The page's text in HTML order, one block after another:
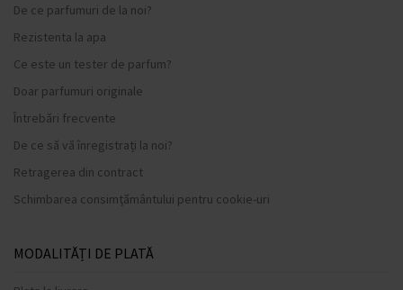
De ce parfumuri de la noi?
Rezistenta la apa
Ce este un tester de parfum?
Doar parfumuri originale
Întrebări frecvente
De ce să vă înregistrați la noi?
Retragerea din contract
Schimbarea consimțământului pentru cookie-uri
MODALITĂȚI DE PLATĂ